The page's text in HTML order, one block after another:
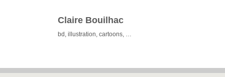
Claire Bouilhac
bd, illustration, cartoons, …